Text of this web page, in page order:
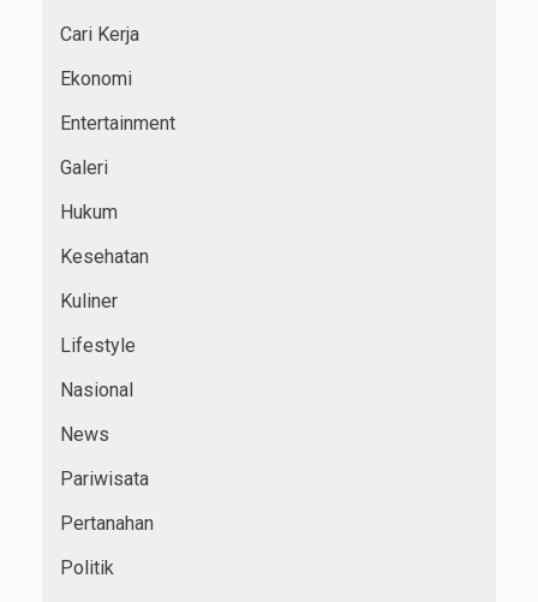
Cari Kerja
Ekonomi
Entertainment
Galeri
Hukum
Kesehatan
Kuliner
Lifestyle
Nasional
News
Pariwisata
Pertanahan
Politik